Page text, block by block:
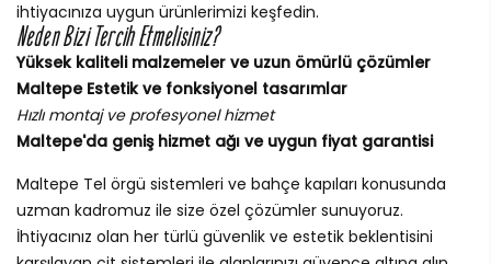
ihtiyacınıza uygun ürünlerimizi keşfedin.
Neden Bizi Tercih Etmelisiniz?
Yüksek kaliteli malzemeler ve uzun ömürlü çözümler
Maltepe Estetik ve fonksiyonel tasarımlar
Hızlı montaj ve profesyonel hizmet
Maltepe'da geniş hizmet ağı ve uygun fiyat garantisi
Maltepe Tel örgü sistemleri ve bahçe kapıları konusunda
uzman kadromuz ile size özel çözümler sunuyoruz.
İhtiyacınız olan her türlü güvenlik ve estetik beklentisini